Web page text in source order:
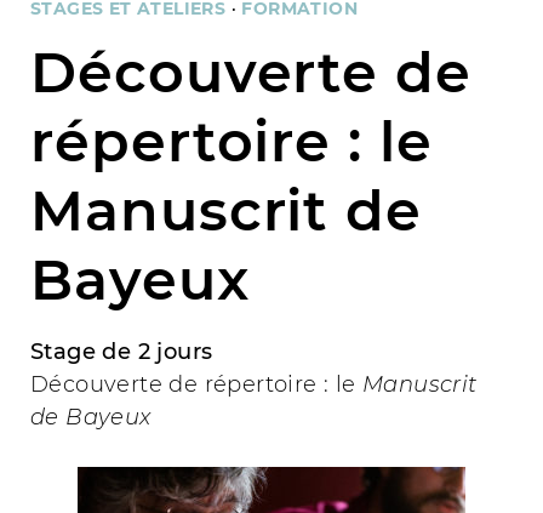
STAGES ET ATELIERS · FORMATION
Découverte de
répertoire : le
Manuscrit de
Bayeux
Stage de 2 jours
Découverte de répertoire : le Manuscrit
de Bayeux